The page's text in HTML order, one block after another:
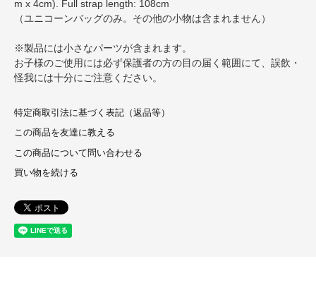
m x 4cm). Full strap length: 108cm
（ユニコーンバッグのみ。その他の小物は含まれません）
※製品には小さなパーツが含まれます。
お子様のご使用には必ず保護者の方の目の届く範囲にて、誤飲・
怪我には十分にご注意ください。
特定商取引法に基づく表記（返品等）
この商品を友達に教える
この商品について問い合わせる
買い物を続ける